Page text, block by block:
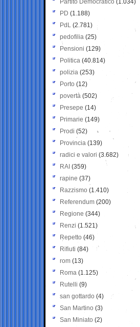
Partito Democratico (1.034)
PD (1.188)
PdL (2.781)
pedofilia (25)
Pensioni (129)
Politica (40.814)
polizia (253)
Porto (12)
povertà (502)
Presepe (14)
Primarie (149)
Prodi (52)
Provincia (139)
radici e valori (3.682)
RAI (359)
rapine (37)
Razzismo (1.410)
Referendum (200)
Regione (344)
Renzi (1.521)
Repetto (46)
Rifiuti (84)
rom (13)
Roma (1.125)
Rutelli (9)
san gottardo (4)
San Martino (3)
San Miniato (2)